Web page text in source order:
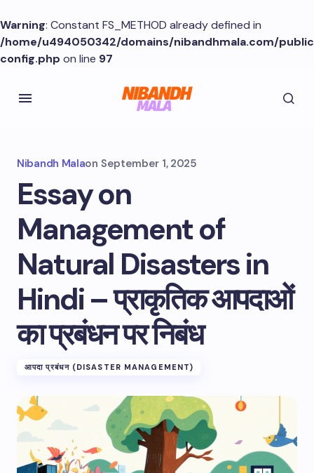
Warning: Constant FS_METHOD already defined in
/home/u494050342/domains/nibandhmala.com/
config.php on line 97
Nibandh Malaon September 1, 2025
Essay on
Management of
Natural Disasters in
Hindi – प्राकृतिक आपदाओं
का प्रबंधन पर निबंध
आपदा प्रबंधन (DISASTER MANAGEMENT)